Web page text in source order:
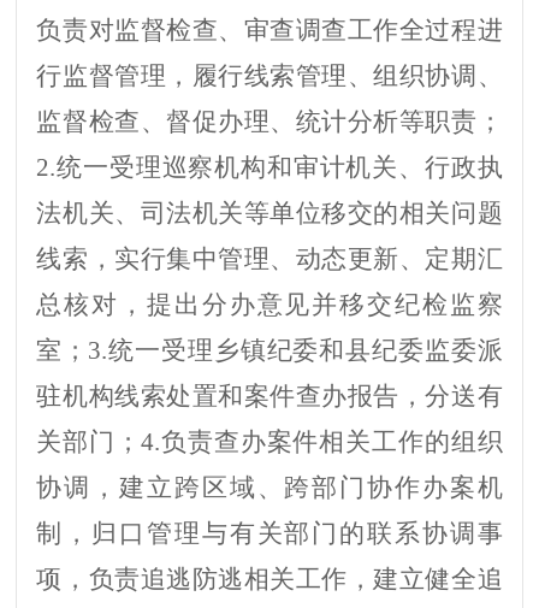
负责对监督检查、审查调查工作全过程进
行监督管理，履行线索管理、组织协调、
监督检查、督促办理、统计分析等职责；
2.统一受理巡察机构和审计机关、行政执
法机关、司法机关等单位移交的相关问题
线索，实行集中管理、动态更新、定期汇
总核对，提出分办意见并移交纪检监察
室； 3.统一受理 乡镇纪委和县纪委监委派
驻机构线索处置和案件查办报告，分送有
关部门；4.负责查办案件相关工作的组织
协调，建立跨 区域、 跨部门协作办案机
制，归口管理与有关部门的联系协调事
项，负责追逃防逃相关工作，建立健全追